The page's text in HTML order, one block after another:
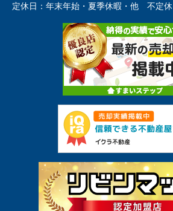
定休日： 年末年始・夏季休暇・他 不定休